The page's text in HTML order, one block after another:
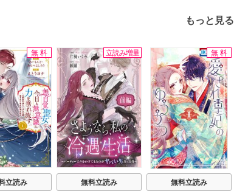
もっと見る
無料
立読み
立読み増量
無料立読み
無料
無料立読み
e
t